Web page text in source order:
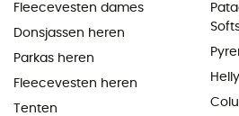
Fleecevesten dames
Donsjassen heren
Parkas heren
Fleecevesten heren
Tenten